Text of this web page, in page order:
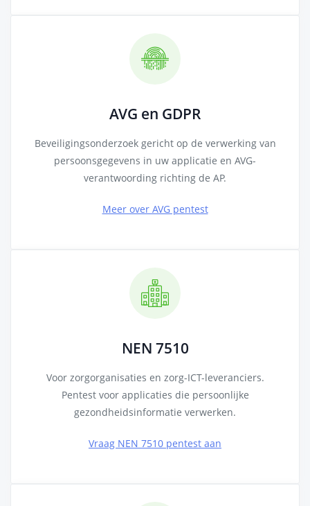
AVG en GDPR
Beveiligingsonderzoek gericht op de verwerking van
persoonsgegevens in uw applicatie en AVG-
verantwoording richting de AP.
Meer over AVG pentest
NEN 7510
Voor zorgorganisaties en zorg-ICT-leveranciers.
Pentest voor applicaties die persoonlijke
gezondheidsinformatie verwerken.
Vraag NEN 7510 pentest aan